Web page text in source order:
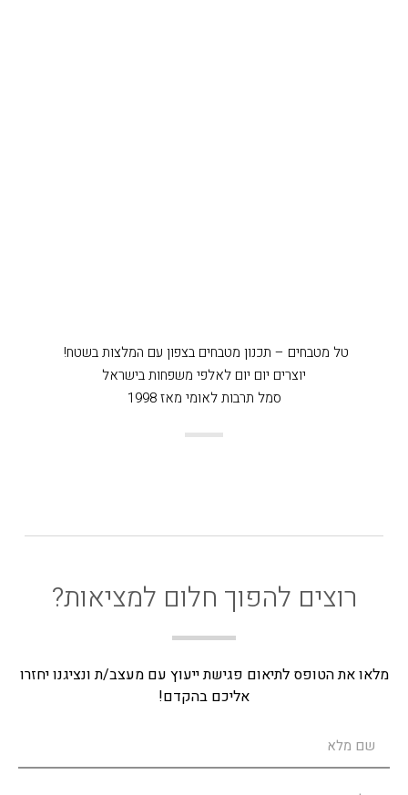
טל מטבחים – תכנון מטבחים בצפון עם המלצות בשטח!
יוצרים יום יום לאלפי משפחות בישראל
סמל תרבות לאומי מאז 1998
רוצים להפוך חלום למציאות?
מלאו את הטופס לתיאום פגישת ייעוץ עם מעצב/ת ונציגנו יחזרו
אליכם בהקדם!